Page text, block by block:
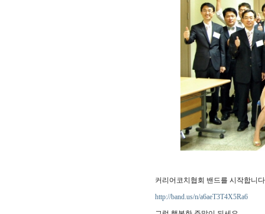
커리어코치협회 밴드를 시작합니
http://band.us/n/a6aeT3T4X5Ra6